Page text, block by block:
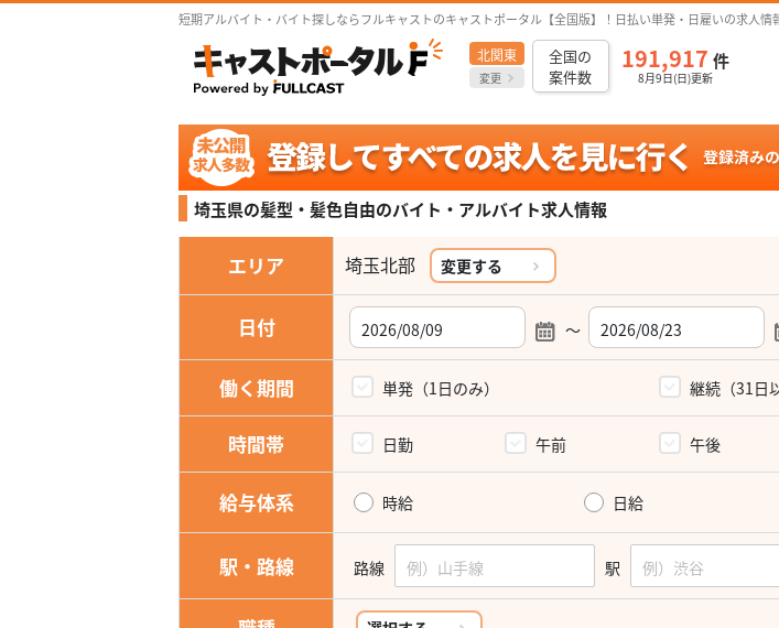
短期アルバイト・バイト探しならフルキャストのキャストポータル【全国版】！日払い単発・日雇いの求人情
北関東
変更
全国の
案件数
191,917 件
8月9日(日)更新
埼玉県の髪型・髪色自由のバイト・アルバイト求人情報
エリア 埼玉北部 変更する
日付 ～
働く期間 単発（1日のみ） 継続（31日
時間帯 日勤 午前 午後
給与体系 時給 日給
駅・路線 路線 駅